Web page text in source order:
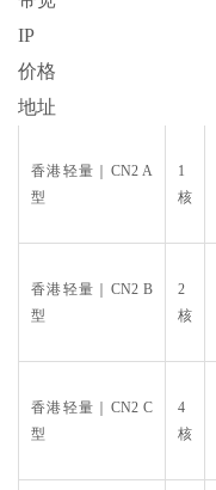
IP
价格
地址
香港轻量｜CN2 A
型
1
核
香港轻量｜CN2 B
型
2
核
香港轻量｜CN2 C
型
4
核